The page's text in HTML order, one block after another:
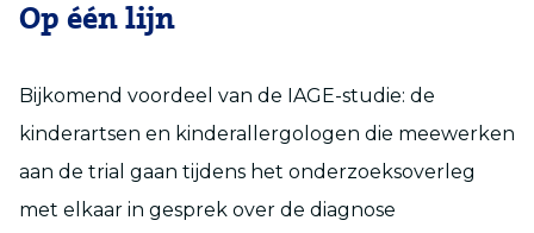
Op één lijn
Bijkomend voordeel van de IAGE-studie: de
kinderartsen en kinderallergologen die meewerken
aan de trial gaan tijdens het onderzoeksoverleg
met elkaar in gesprek over de diagnose